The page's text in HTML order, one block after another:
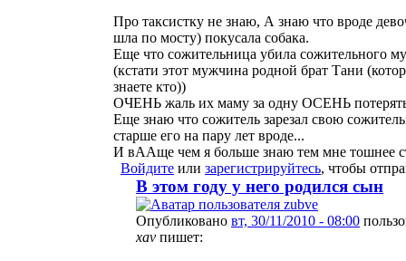
Про таксистку не знаю, А знаю что вроде
шла по мосту) покусала собака.
Еще что сожительница убила сожительного
(кстати этот мужчина родной брат Тани
знаете кто))
ОЧЕНЬ жаль их маму за одну ОСЕНЬ
Еще знаю что сожитель зарезал свою
старше его на пару лет вроде...
И вААще чем я больше знаю тем мне тошнее
Войдите или зарегистрируйтесь, чтобы
В этом году у него родился сын
Опубликовано вт, 30/11/2010 - 08:00
xav пишет: